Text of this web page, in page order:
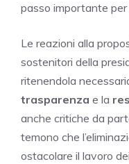
passo importante
Le reazioni alla
sostenitori della
ritenendola
trasparenza e la
anche critiche da
temono che
ostacolare il lavoro dei